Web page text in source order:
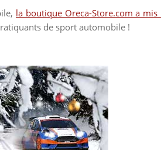
la boutique Oreca-Store.com a
de sport automobile !